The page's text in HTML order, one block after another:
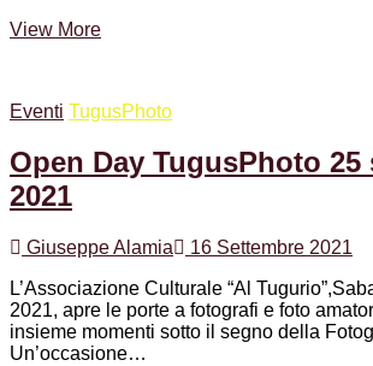
View MoreOpen
gennaio
Eventi TugusPhoto
Open Day TugusPhoto 25
2021
Giuseppe Alamia
16 Settembre 2021
L’Associazione Culturale “Al
2021, apre le porte a fotografi e foto
insieme momenti sotto il segno della
Un’occasione…